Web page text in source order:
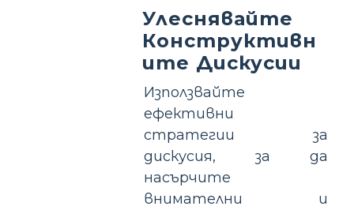
Улеснявайте
Конструктивн
ите Дискусии
Използвайте
ефективни
стратегии за
дискусия, за да
насърчите
внимателни и